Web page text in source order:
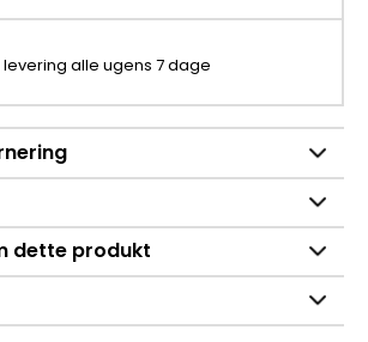
levering alle ugens 7 dage
dette produkt